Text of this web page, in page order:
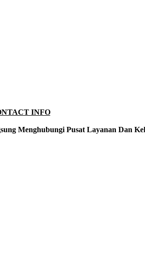
INFO
Menghubungi Pusat Layanan Dan